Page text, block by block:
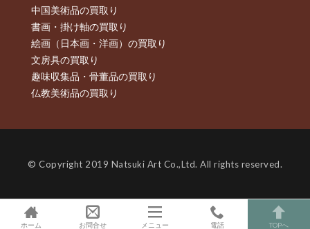
中国美術品の買取り
書画・掛け軸の買取り
絵画（日本画・洋画）の買取り
文房具の買取り
趣味収集品・骨董品の買取り
仏教美術品の買取り
© Copyright 2019 Natsuki Art Co.,Ltd. All rights reserved.
ホーム お問合せ メニュー 電話 TOPへ